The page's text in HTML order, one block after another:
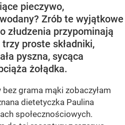
pieczywo,
Zrób te wyjątkowe
złudzenia przypominają
proste składniki,
pyszna, sycąca
żołądka.
grama mąki zobaczyłam
dietetyczka Paulina
społecznościowych.